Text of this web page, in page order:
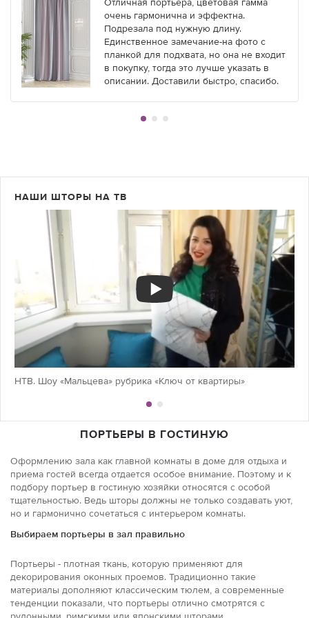
Отличная портьера, цветовая гамма
очень гармонична и эффектна.
Подрезала под нужную длину.
Единственное замечание-на фото с
планкой для подхвата, но она не входит
в покупку, тогда это лучше указать в
описании. Доставили быстро, спасибо.
НАШИ ШТОРЫ НА ТВ
НТВ. Шоу «Мальцева» рубрика «Ключ от квартиры»
ПОРТЬЕРЫ В ГОСТИНУЮ
Оформлению зала как главной комнаты в доме для отдыха и
приема гостей всегда отдается особое внимание. Поэтому и к
подбору портьер в гостиную хозяйки относятся с особой
тщательностью. Ведь шторы должны не только создавать уют,
но и гармонично сочетаться с интерьером комнаты.
Выбираем портьеры в зал правильно
Портьеры - плотная ткань, которую применяют для
декорирования оконных проемов. Традиционно такие
материалы дополняют классическим тюлем, а современные
тенденции показали, что портьеры отлично смотрятся с